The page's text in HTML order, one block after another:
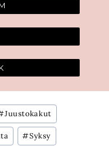
Juustokakut
#Syksy